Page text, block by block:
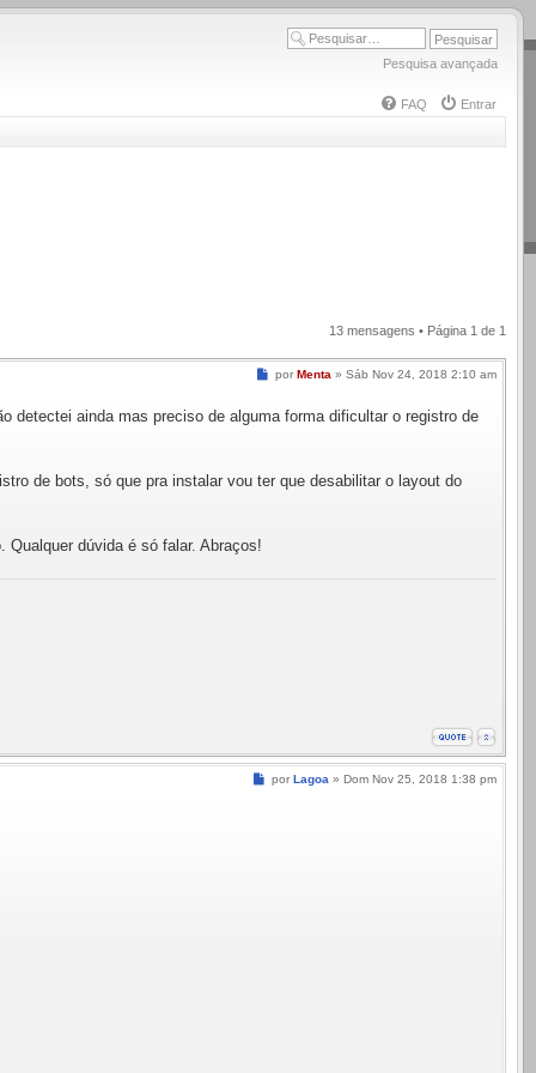
Pesquisa avançada
FAQ
Entrar
13 mensagens • Página 1 de 1
Mensagem
por Menta » Sáb Nov 24, 2018 2:10 am
detectei ainda mas preciso de alguma forma dificultar o registro de
de bots, só que pra instalar vou ter que desabilitar o layout do
dúvida é só falar. Abraços!
Mensagem
por Lagoa » Dom Nov 25, 2018 1:38 pm